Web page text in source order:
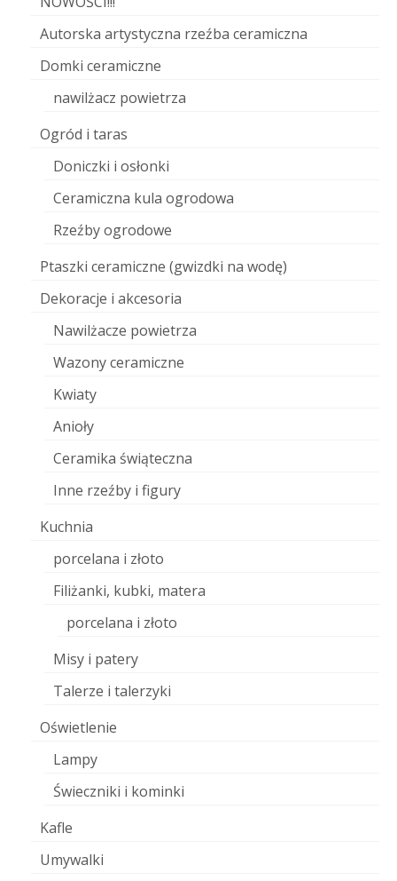
Autorska artystyczna rzeźba ceramiczna
Domki ceramiczne
nawilżacz powietrza
Ogród i taras
Doniczki i osłonki
Ceramiczna kula ogrodowa
Rzeźby ogrodowe
Ptaszki ceramiczne (gwizdki na wodę)
Dekoracje i akcesoria
Nawilżacze powietrza
Wazony ceramiczne
Kwiaty
Anioły
Ceramika świąteczna
Inne rzeźby i figury
Kuchnia
porcelana i złoto
Filiżanki, kubki, matera
porcelana i złoto
Misy i patery
Talerze i talerzyki
Oświetlenie
Lampy
Świeczniki i kominki
Kafle
Umywalki